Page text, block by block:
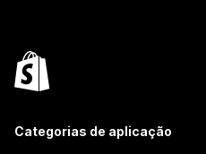
Categorias de aplicação